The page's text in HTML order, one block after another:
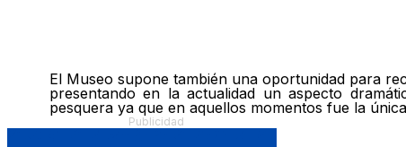
El Museo supone también una oportunidad para
presentando en la actualidad un aspecto
pesquera ya que en aquellos momentos fue la
Publicidad